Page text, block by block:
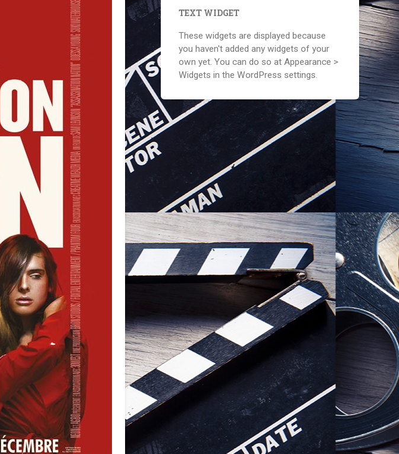
TEXT WIDGET
These widgets are displayed because
you haven't added any widgets of your
own yet. You can do so at Appearance >
Widgets in the WordPress settings.